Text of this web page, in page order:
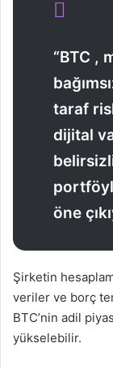
“BTC ,
taraf
dijital
öne
Şirketin
veriler ve borç
BTC’nin adil
yükselebilir.